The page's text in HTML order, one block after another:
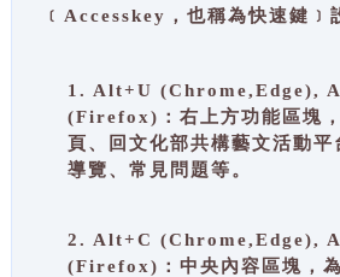
﹝Accesskey，也稱為快速鍵﹞
1. Alt+U (Chrome,Edge),
(Firefox)：右上方功能區塊
頁、回文化部共構藝文活動平
導覽、常見問題等。
2. Alt+C (Chrome,Edge),
(Firefox)：中央內容區塊，